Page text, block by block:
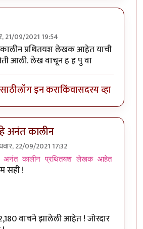
21/09/2021 19:54
ख्या ख्या या सीउव्ह,byचौथा कोनाडा
प्रथितयश लेखक आहेत याची
आली. लेख वाचून ह ह पु वा
लॉग इन कराकिंवासदस्य व्हा
अनंत कालीन
22/09/2021 17:32
चे सु गु byसुबोध खरे
अनंत कालीन प्रथितयश लेखक आहेत
सही !
वाचने झालेली आहेत ! जोरदार